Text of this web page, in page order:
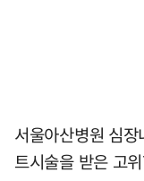
서울아산병원 심
트시술을 받은 고